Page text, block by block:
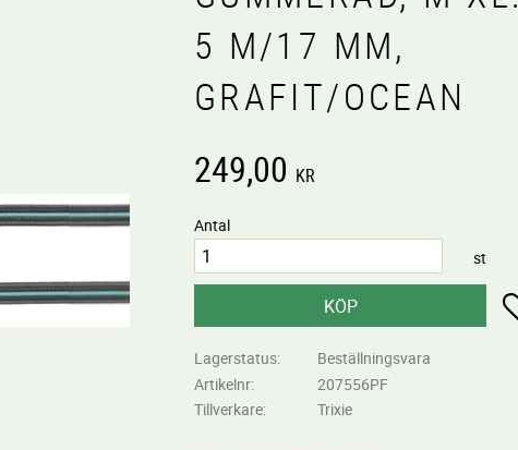
5 M/17 MM,
GRAFIT/OCEAN
249,00 KR
Antal
st
KÖP
Lagerstatus
Beställningsvara
Artikelnr
207556PF
Tillverkare
Trixie